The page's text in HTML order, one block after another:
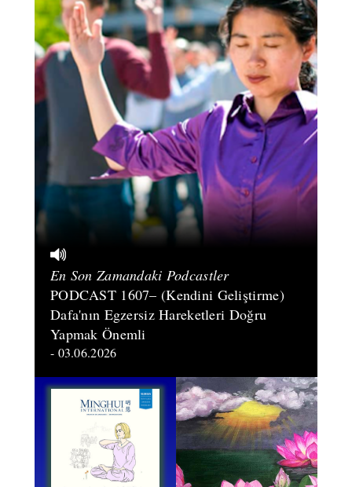
En Son Zamandaki Podcastler
PODCAST 1607– (Kendini Geliştirme)
Dafa'nın Egzersiz Hareketleri Doğru
Yapmak Önemli
- 03.06.2026